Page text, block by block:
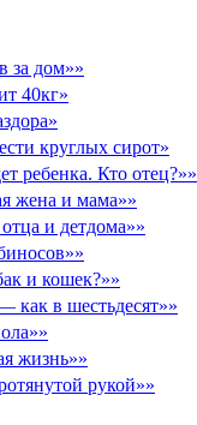
за дом»»
40кг»
круглых сирот»
ребенка. Кто отец?»»
жена и мама»»
и детдома»»
и кошек?»»
как в шестьдесят»»
жизнь»»
рукой»»